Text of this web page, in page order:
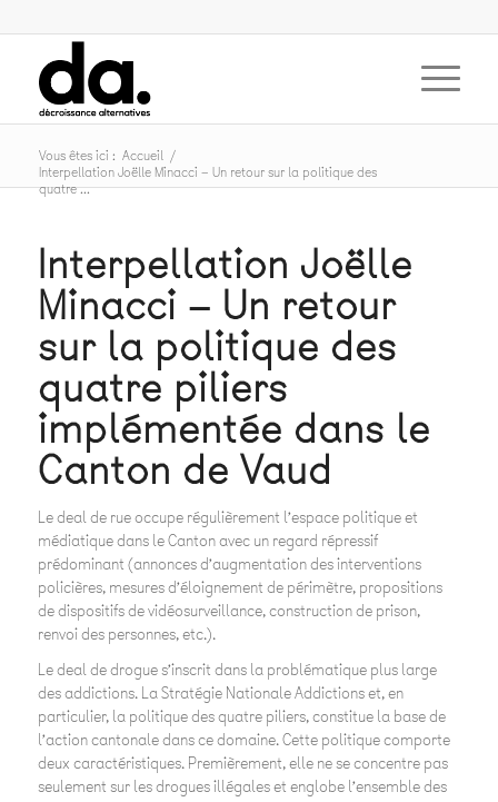
Vous êtes ici : Accueil /
Interpellation Joëlle Minacci – Un retour sur la politique des
quatre ...
Interpellation Joëlle
Minacci – Un retour
sur la politique des
quatre piliers
implémentée dans le
Canton de Vaud
Le deal de rue occupe régulièrement l’espace politique et
médiatique dans le Canton avec un regard répressif
prédominant (annonces d’augmentation des interventions
policières, mesures d’éloignement de périmètre, propositions
de dispositifs de vidéosurveillance, construction de prison,
renvoi des personnes, etc.).
Le deal de drogue s’inscrit dans la problématique plus large
des addictions. La Stratégie Nationale Addictions et, en
particulier, la politique des quatre piliers, constitue la base de
l’action cantonale dans ce domaine. Cette politique comporte
deux caractéristiques. Premièrement, elle ne se concentre pas
seulement sur les drogues illégaleset englobe l’ensemble des